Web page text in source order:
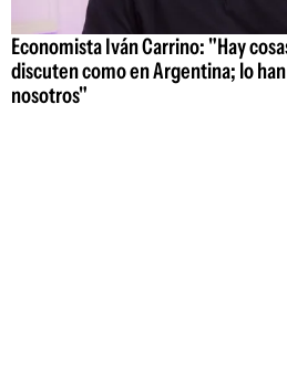
Economista Iván Carrino: "Hay
discuten como en Argentina; lo
nosotros"